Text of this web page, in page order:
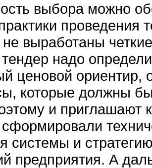
выбора можно
проведения
выработаны
надо
ценовой ориентир,
которые должны
и приглашают
сформировали
системы и
предприятия. А